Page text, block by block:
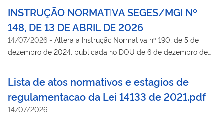
mão de obra previsto no art. 3º, inciso III, do Decreto nº 12.174,
de 11 de setembro de 2024, e disciplina a mensuração,
execução e fiscalização de benefícios semelhantes previstos
em normas coletivas.
INSTRUÇÃO NORMATIVA SEGES/MGI Nº
148, DE 13 DE ABRIL DE 2026
14/07/2026 - Altera a Instrução Normativa nº 190, de 5 de
dezembro de 2024, publicada no DOU de 6 de dezembro de
redução de jornada de 44 horas para 40 horas semanais, de
que trata o art. 4º, parágrafo único, do Decreto nº 12.174, de 11
de setembro de 2024, no âmbito da administração pública
Lista de atos normativos e estagios de
regulamentacao da Lei 14133 de 2021.pdf
14/07/2026